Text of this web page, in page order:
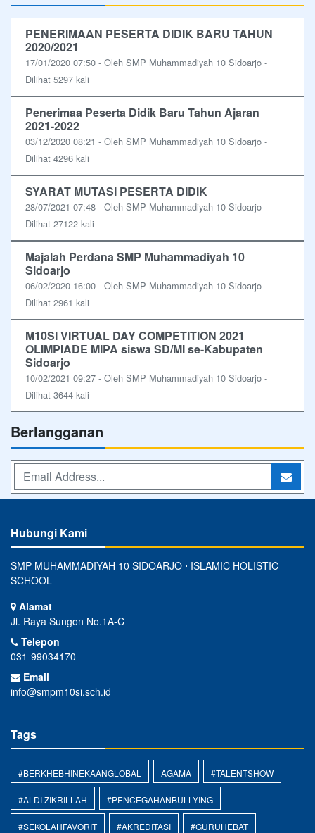
PENERIMAAN PESERTA DIDIK BARU TAHUN
2020/2021
17/01/2020 07:50 - Oleh SMP Muhammadiyah 10 Sidoarjo -
Dilihat 5297 kali
Penerimaa Peserta Didik Baru Tahun Ajaran
2021-2022
03/12/2020 08:21 - Oleh SMP Muhammadiyah 10 Sidoarjo -
Dilihat 4296 kali
SYARAT MUTASI PESERTA DIDIK
28/07/2021 07:48 - Oleh SMP Muhammadiyah 10 Sidoarjo -
Dilihat 27122 kali
Majalah Perdana SMP Muhammadiyah 10
Sidoarjo
06/02/2020 16:00 - Oleh SMP Muhammadiyah 10 Sidoarjo -
Dilihat 2961 kali
M10SI VIRTUAL DAY COMPETITION 2021
OLIMPIADE MIPA siswa SD/MI se-Kabupaten
Sidoarjo
10/02/2021 09:27 - Oleh SMP Muhammadiyah 10 Sidoarjo -
Dilihat 3644 kali
Berlangganan
Hubungi Kami
SMP MUHAMMADIYAH 10 SIDOARJO ⋅ ISLAMIC HOLISTIC
SCHOOL
Alamat
Jl. Raya Sungon No.1A-C
Telepon
031-99034170
Email
info@smpm10si.sch.id
Tags
#BERKHEBHINEKAANGLOBAL AGAMA #TALENTSHOW
#ALDI ZIKRILLAH #PENCEGAHANBULLYING
#SEKOLAHFAVORIT #AKREDITASI #GURUHEBAT